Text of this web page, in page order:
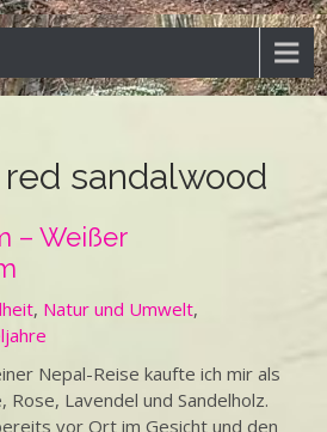
red sandalwood
– Weißer
, Natur und Umwelt,
Nepal-Reise kaufte ich mir als
Lavendel und Sandelholz.
vor Ort im Gesicht und den